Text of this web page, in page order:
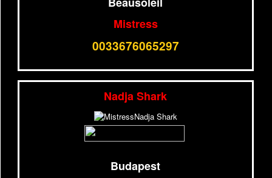
Mistress
0033676065297
Nadja Shark
Budapest